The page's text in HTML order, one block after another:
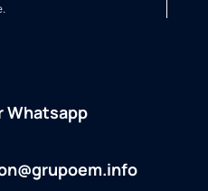
Whatsapp